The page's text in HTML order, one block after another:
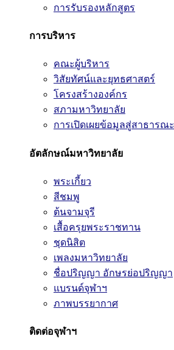
การรับรองหลักสูตร
การบริหาร
คณะผู้บริหาร
วิสัยทัศน์และยุทธศาสตร์
โครงสร้างองค์กร
สภามหาวิทยาลัย
การเปิดเผยข้อมูลสู่สาธารณะ
อัตลักษณ์มหาวิทยาลัย
พระเกี้ยว
สีชมพู
ต้นจามจุรี
เสื้อครุยพระราชทาน
ชุดนิสิต
เพลงมหาวิทยาลัย
ชื่อปริญญา อักษรย่อปริญญา
แบรนด์จุฬาฯ
ภาพบรรยากาศ
ติดต่อจุฬาฯ